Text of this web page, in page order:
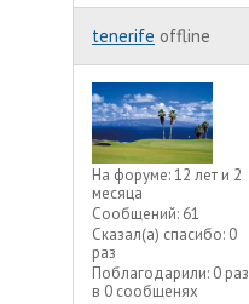
tenerife offline
На форуме:12 лет и 2
месяца
Сообщений: 61
Сказал(а) спасибо: 0
раз
Поблагодарили: 0 раз
в 0 сообщенях